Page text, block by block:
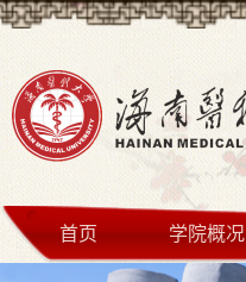
首页 学院概况